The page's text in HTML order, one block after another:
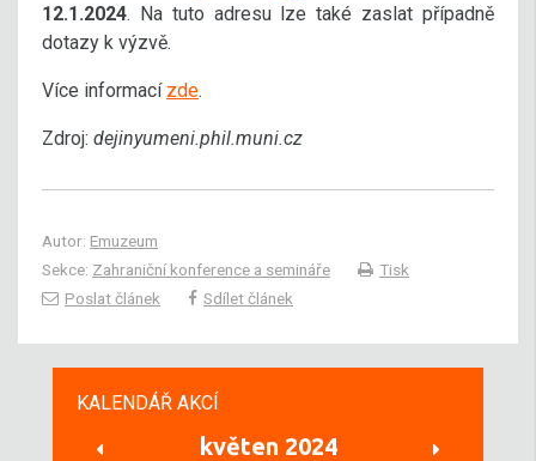
12.1.2024. Na tuto adresu lze také zaslat případně
dotazy k výzvě.
Více informací zde.
Zdroj: dejinyumeni.phil.muni.cz
Autor: Emuzeum
Sekce: Zahraniční konference a semináře
Tisk
Poslat článek
Sdílet článek
KALENDÁŘ AKCÍ
květen 2024